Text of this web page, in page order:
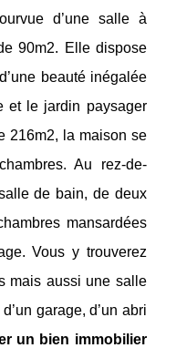
d’une salle à
90m2. Elle dispose
beauté inégalée
et le jardin paysager
216m2, la maison se
Au rez-de-
de bain, de deux
mansardées
Vous y trouverez
mais aussi une salle
garage, d’un abri
un bien immobilier